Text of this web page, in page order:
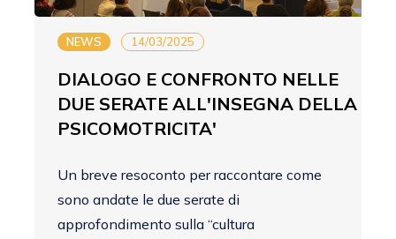
NEWS 14/03/2025
DIALOGO E CONFRONTO NELLE
DUE SERATE ALL'INSEGNA DELLA
PSICOMOTRICITA'
Un breve resoconto per raccontare come
sono andate le due serate di
approfondimento sulla “cultura